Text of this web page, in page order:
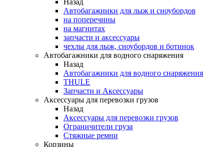
Назад
Автобагажники для лыж и сноубордов
на поперечины
на магнитах
запчасти и аксессуары
чехлы для лыж, сноубордов и ботинок
Автобагажники для водного снаряжения
Назад
Автобагажники для водного снаряжения
THULE
Запчасти и Аксессуары
Аксессуары для перевозки грузов
Назад
Аксессуары для перевозки грузов
Ограничители груза
Стяжные ремни
Корзины